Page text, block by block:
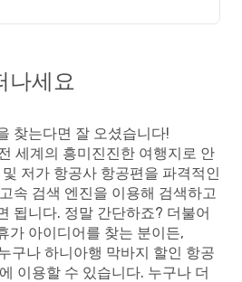
나세요
찾는다면 잘 오셨습니다!
세계의 흥미진진한 여행지로 안
저가 항공사 항공편을 파격적인
속 검색 엔진을 이용해 검색하고
됩니다. 정말 간단하죠? 더불어
가 아이디어를 찾는 분이든,
구나 하니아행 막바지 할인 항공
이용할 수 있습니다. 누구나 더